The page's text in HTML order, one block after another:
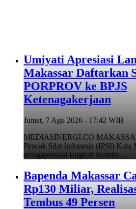
Umiyati Apresiasi
Makassar Daftarkan
PORPROV ke BPJS
Ketenagakerjaan
Jumat, 7 Agu 2026 - 17:42 WIB
MEDIASINERGI.CO
Pencak Silat Indonesia (IPSI) Kota
mengapresiasi langkah Komite…
Bapenda Makassar
Rp130 Miliar,
Tembus 49 Persen